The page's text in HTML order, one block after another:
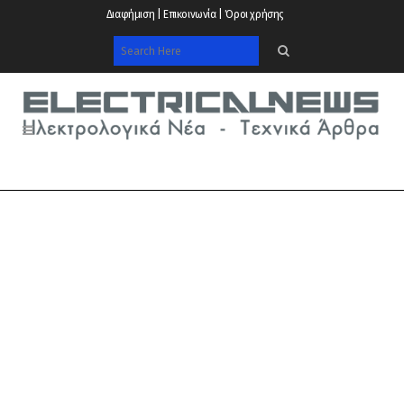
Διαφήμιση | Επικοινωνία | Όροι χρήσης